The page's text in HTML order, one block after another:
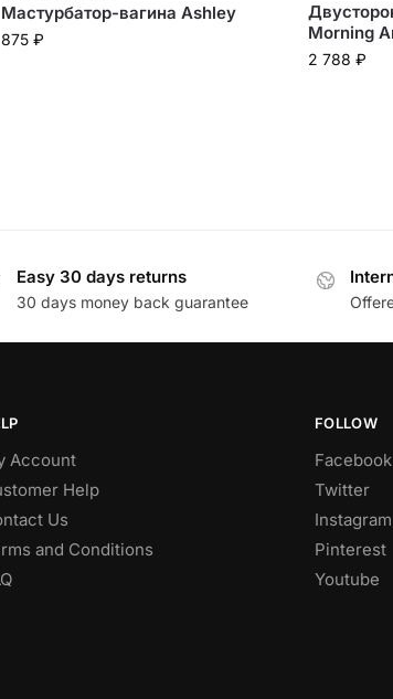
Мастурбатор-вагина Ashley
875 ₽
Morning
2 788₽
Easy 30 days returns
30 days money back guarantee
Account
Help
Us
and Conditions
FOLLOW
Facebook
Twitter
Instagram
Pinterest
Youtube